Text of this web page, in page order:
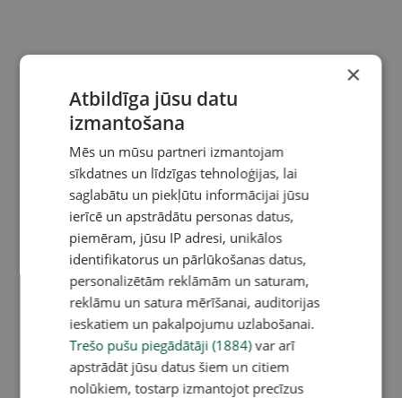
×
Atbildīga jūsu datu
izmantošana
Mēs un mūsu partneri izmantojam
sīkdatnes un līdzīgas tehnoloģijas, lai
saglabātu un piekļūtu informācijai jūsu
ierīcē un apstrādātu personas datus,
piemēram, jūsu IP adresi, unikālos
identifikatorus un pārlūkošanas datus,
personalizētām reklāmām un saturam,
reklāmu un satura mērīšanai, auditorijas
ieskatiem un pakalpojumu uzlabošanai.
Trešo pušu piegādātāji (1884)var arī
apstrādāt jūsu datus šiem un citiem
nolūkiem, tostarp izmantojot precīzus